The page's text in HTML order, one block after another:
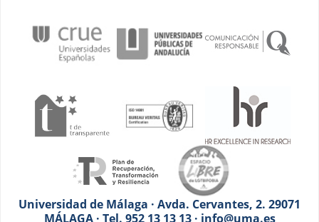
Universidad de Málaga · Avda. Cervantes, 2. 29071
MÁLAGA · Tel. 952 13 13 13 · info@uma.es